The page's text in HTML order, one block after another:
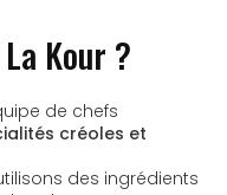
Kour ?
de chefs
créoles et
des ingrédients